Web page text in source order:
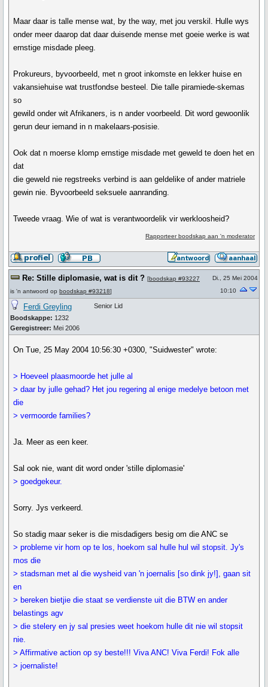
Maar daar is talle mense wat, by the way, met jou verskil. Hulle wys
onder meer daarop dat daar duisende mense met goeie werke is wat
ernstige misdade pleeg.
Prokureurs, byvoorbeeld, met n groot inkomste en lekker huise en
vakansiehuise wat trustfondse besteel. Die talle piramiede-skemas
so
gewild onder wit Afrikaners, is n ander voorbeeld. Dit word gewoonlik
gerun deur iemand in n makelaars-posisie.
Ook dat n moerse klomp ernstige misdade met geweld te doen het en
dat
die geweld nie regstreeks verbind is aan geldelike of ander matriele
gewin nie. Byvoorbeeld seksuele aanranding.
Tweede vraag. Wie of wat is verantwoordelik vir werkloosheid?
Rapporteer boodskap aan 'n moderator
Re: Stille diplomasie, wat is dit ? [boodskap #93227
is 'n antwoord op boodskap #93218]
Di., 25 Mei 2004
10:10
Ferdi Greyling
Boodskappe: 1232
Geregistreer: Mei 2006
Senior Lid
On Tue, 25 May 2004 10:56:30 +0300, "Suidwester" wrote:
> Hoeveel plaasmoorde het julle al
> daar by julle gehad? Het jou regering al enige medelye betoon met
die
> vermoorde families?
Ja. Meer as een keer.
Sal ook nie, want dit word onder 'stille diplomasie'
> goedgekeur.
Sorry. Jys verkeerd.
So stadig maar seker is die misdadigers besig om die ANC se
> probleme vir hom op te los, hoekom sal hulle hul wil stopsit. Jy's
mos die
> stadsman met al die wysheid van 'n joernalis [so dink jy!], gaan sit
en
> bereken bietjie die staat se verdienste uit die BTW en ander
belastings agv
> die stelery en jy sal presies weet hoekom hulle dit nie wil stopsit
nie.
> Affirmative action op sy beste!!! Viva ANC! Viva Ferdi! Fok alle
> joernaliste!